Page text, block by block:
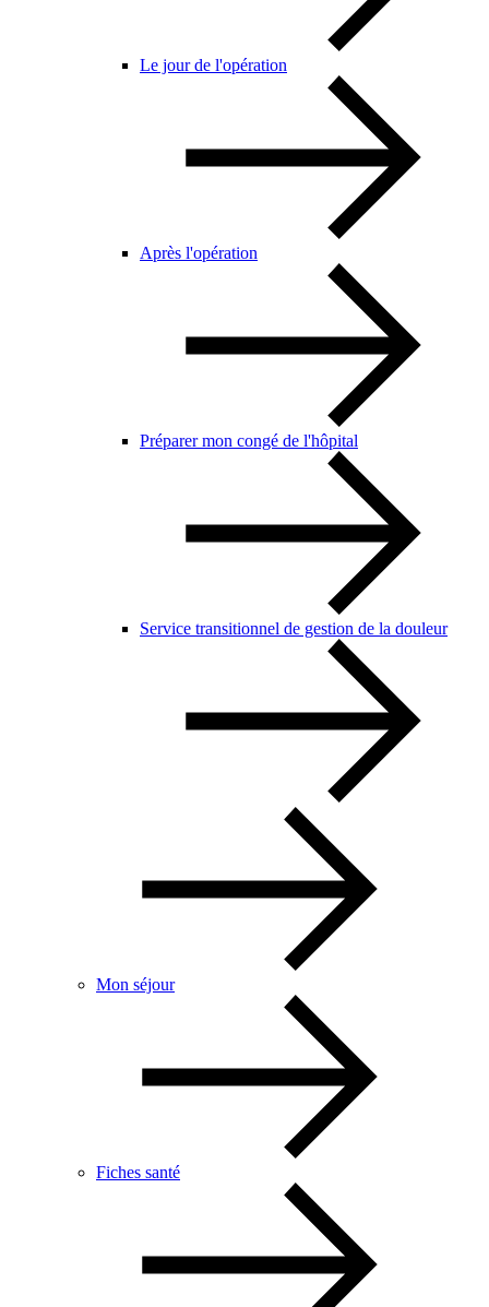
Le jour de l'opération
Après l'opération
Préparer mon congé de l'hôpital
Service transitionnel de gestion de la douleur
Mon séjour
Fiches santé